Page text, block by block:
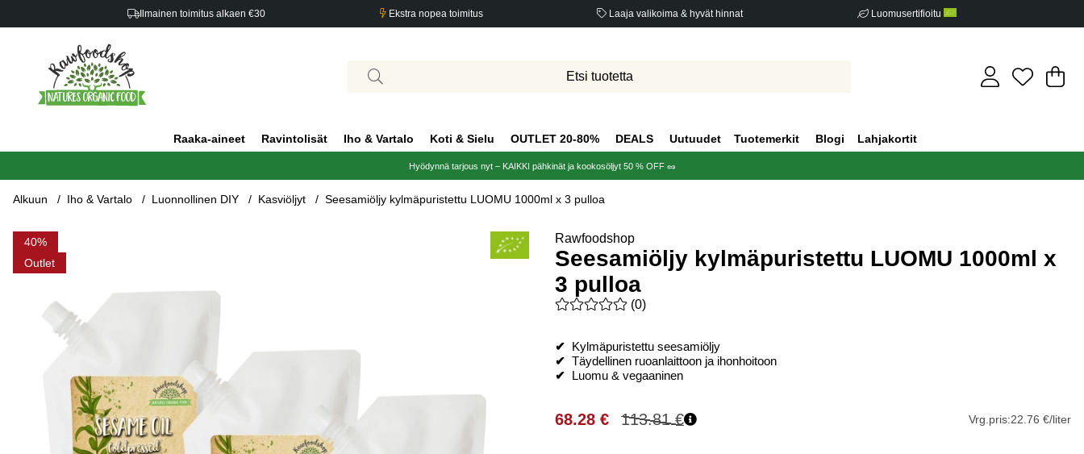
Ilmainen toimitus alkaen €30 Ekstra nopea toimitus Laaja valikoima & hyvät hinnat Luomusertifioitu
.
Raaka-aineet Ravintolisät Iho & Vartalo Koti & Sielu OUTLET 20-80% DEALS Uutuudet Tuotemerkit Blogi Lahjakortit
Hyödynnä tarjous nyt – KAIKKI pähkinät ja kookosöljyt 50 % OFF 🥜
Alkuun Iho & Vartalo Luonnollinen DIY Kasviöljyt Seesamiöljy kylmäpuristettu LUOMU 1000ml x 3 pulloa
40
Outlet
Tuotekuvat Seesamiöljy kylmäpuristettu LUOMU 1000ml x 3 pulloa Rawfoodshop
Seesamiöljy kylmäpuristettu LUOMU 1000ml x
3 pulloa
Keskiarvoluokitus 0 / 5 Arvioiden määrä 0
(0)
✔ Kylmäpuristettu seesamiöljy
✔ Täydellinen ruoanlaittoon ja ihonhoitoon
✔ Luomu & vegaaninen
113.81€
68.28 € Vrg.pris:22.76 €/liter